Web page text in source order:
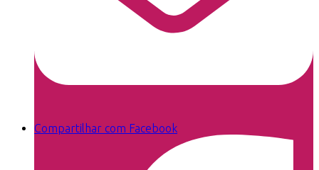
Compartilhar com Facebook